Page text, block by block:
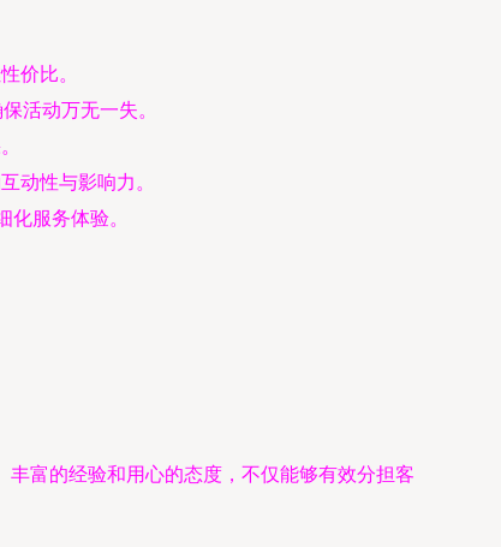
价比。
活动万无一失。
动性与影响力。
化服务体验。
富的经验和用心的态度，不仅能够有效分担客